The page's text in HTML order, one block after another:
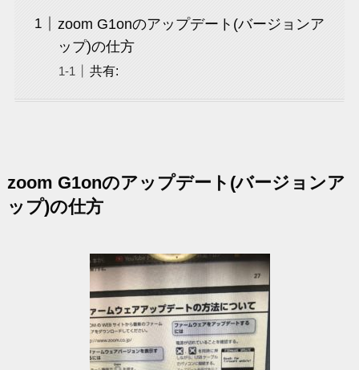
zoom G1onのアップデート(バージョンア
ップ)の仕方
共有:
zoom G1onのアップデート(バージョンア
ップ)の仕方